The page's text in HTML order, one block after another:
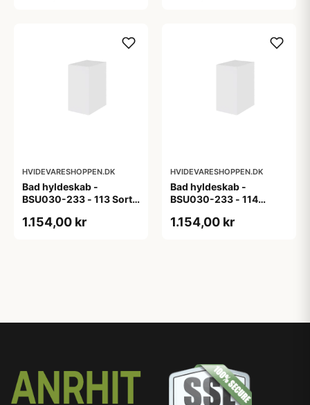
HVIDEVARESHOPPEN.DK
Bad hyldeskab -
BSU030-233 - 113 Sort
1.154,00 kr
HVIDEVARESHOPPEN.DK
Bad hyldeskab -
BSU030-233 - 114
m/eg ABS-kant
1.154,00 kr